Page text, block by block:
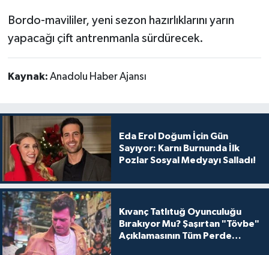
Bordo-mavililer, yeni sezon hazırlıklarını yarın
yapacağı çift antrenmanla sürdürecek.
Kaynak: Anadolu Haber Ajansı
Eda Erol Doğum İçin Gün
Sayıyor: Karnı Burnunda İlk
Pozlar Sosyal Medyayı Salladı!
Kıvanç Tatlıtuğ Oyunculuğu
Bırakıyor Mu? Şaşırtan "Tövbe"
Açıklamasının Tüm Perde